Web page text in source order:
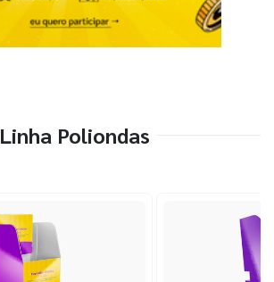
Linha Poliondas